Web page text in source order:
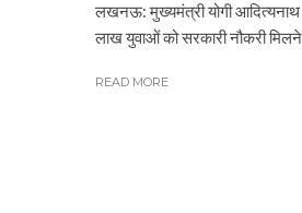
लखनऊ: मुख्यमंत्री योगी आदित्यनाथ
लाख युवाओं को सरकारी नौकरी
READ MORE